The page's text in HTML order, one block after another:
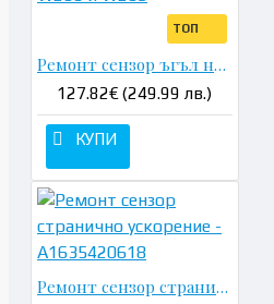
ТОП
Ремонт сензор ъгъл на волана W169, W245, W203 и W209
127.82€ (249.99 лв.)
КУПИ
Ремонт сензор странично ускорение - A1635420618